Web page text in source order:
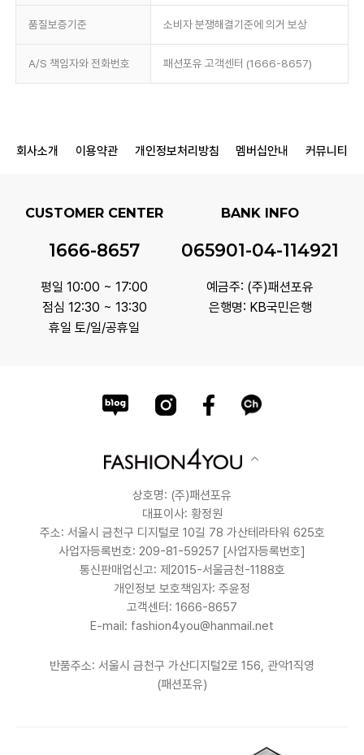
품질보증기준 소비자 분쟁해결기준에 의거 보상
A/S 책임자와 전화번호 패션포유 고객센터 (1666-8657)
회사소개 이용약관 개인정보처리방침 멤버십안내 커뮤니티
CUSTOMER CENTER
1666-8657
평일 10:00 ~ 17:00
점심 12:30 ~ 13:30
휴일 토/일/공휴일
BANK INFO
065901-04-114921
예금주: (주)패션포유
은행명: KB국민은행
상호명: (주)패션포유
대표이사: 황정원
주소: 서울시 금천구 디지털로 10길 78 가산테라타워 625호
사업자등록번호: 209-81-59257 [사업자등록번호]
통신판매업신고: 제2015-서울금천-1188호
개인정보 보호책임자: 주윤정
고객센터: 1666-8657
E-mail: fashion4you@hanmail.net
반품주소: 서울시 금천구 가산디지털2로 156, 관악1직영
(패션포유)